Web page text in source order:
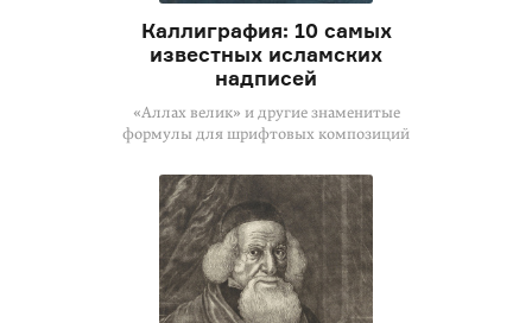
Каллиграфия: 10 самых
известных исламских
надписей
«Аллах велик» и другие знаменитые
формулы для шрифтовых композиций